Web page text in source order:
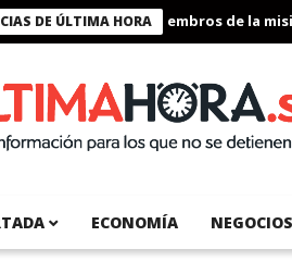
DE ÚLTIMA HORA
condecora a miembros de la misión
ECONOMÍA NEGOCIOS